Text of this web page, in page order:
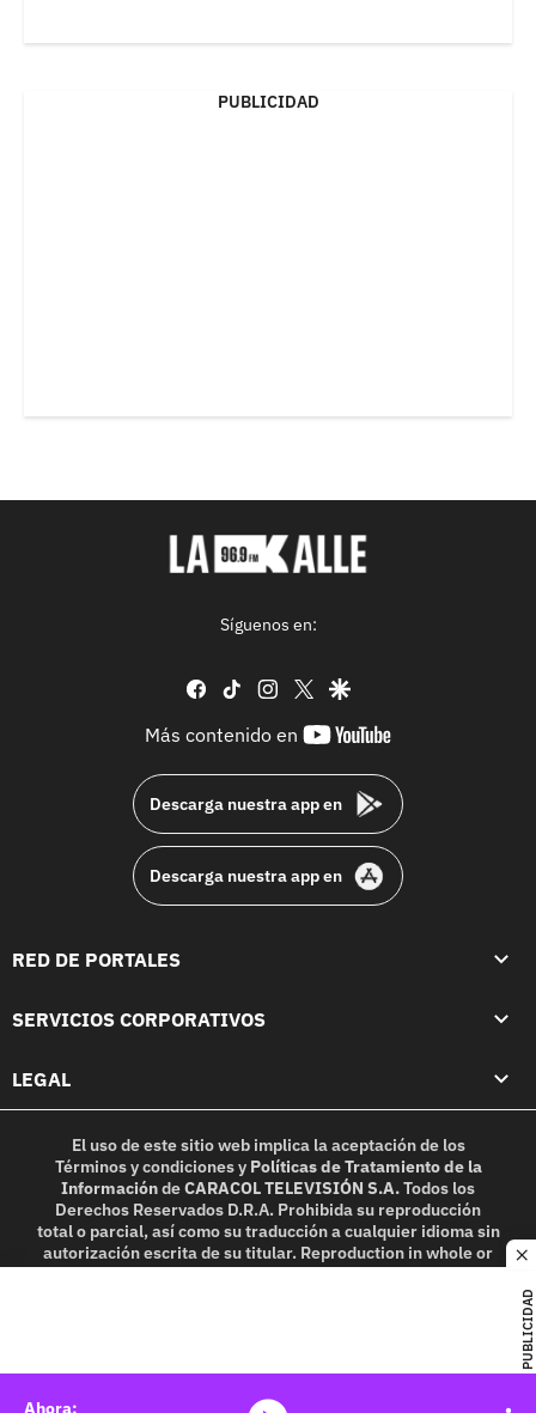
PUBLICIDAD
PUBLICIDAD
Síguenos en:
facebook
tiktok instagram
twittergoogle
Más contenido en
youtube-
Descarga nuestra app en
Descarga nuestra app en
RED DE PORTALES
SERVICIOS CORPORATIVOS
LEGAL
El uso de este sitio web implica la aceptación de los
Términos y condicionesy Políticas de Tratamiento de la
InformacióndeCARACOL TELEVISIÓN S.A.Todos los
Derechos Reservados D.R.A. Prohibida su reproducción
total o parcial, así como su traducción a cualquier idioma sin
autorización escrita de su titular. Reproduction in whole or
in part, or translation without written permission is